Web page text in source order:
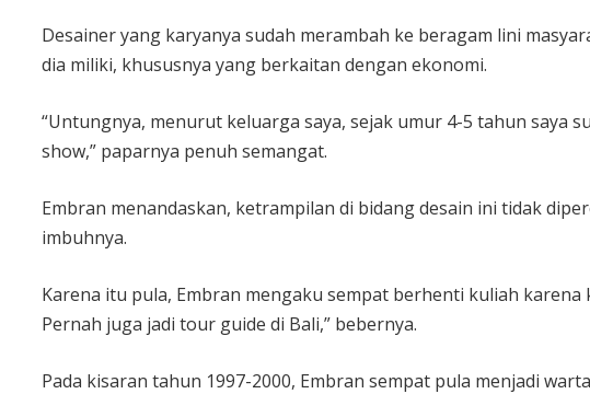
Desainer yang karyanya sudah merambah ke beragam lini
dia miliki, khususnya yang berkaitan dengan ekonomi.
“Untungnya, menurut keluarga saya, sejak umur 4-5 tahun saya
show,” paparnya penuh semangat.
Embran menandaskan, ketrampilan di bidang desain ini tidak
imbuhnya.
Karena itu pula, Embran mengaku sempat berhenti kuliah karena
Pernah juga jadi tour guide di Bali,” bebernya.
Pada kisaran tahun 1997-2000, Embran sempat pula menjadi